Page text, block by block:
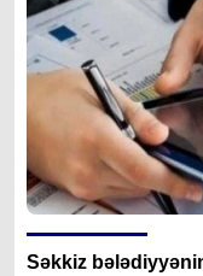
Səkkiz